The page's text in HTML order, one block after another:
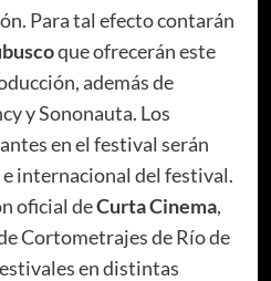
Para tal efecto contarán
que ofrecerán este
además de
y Sononauta. Los
en el festival serán
internacional del festival.
oficial deCurta Cinema,
Cortometrajes de Río de
en distintas